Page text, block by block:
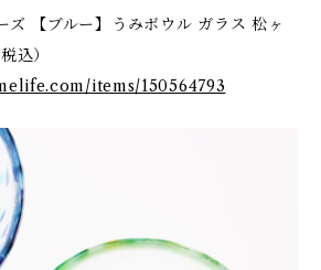
ズ 【ブルー】うみボウル ガラス 松ヶ
込）
items/150564793